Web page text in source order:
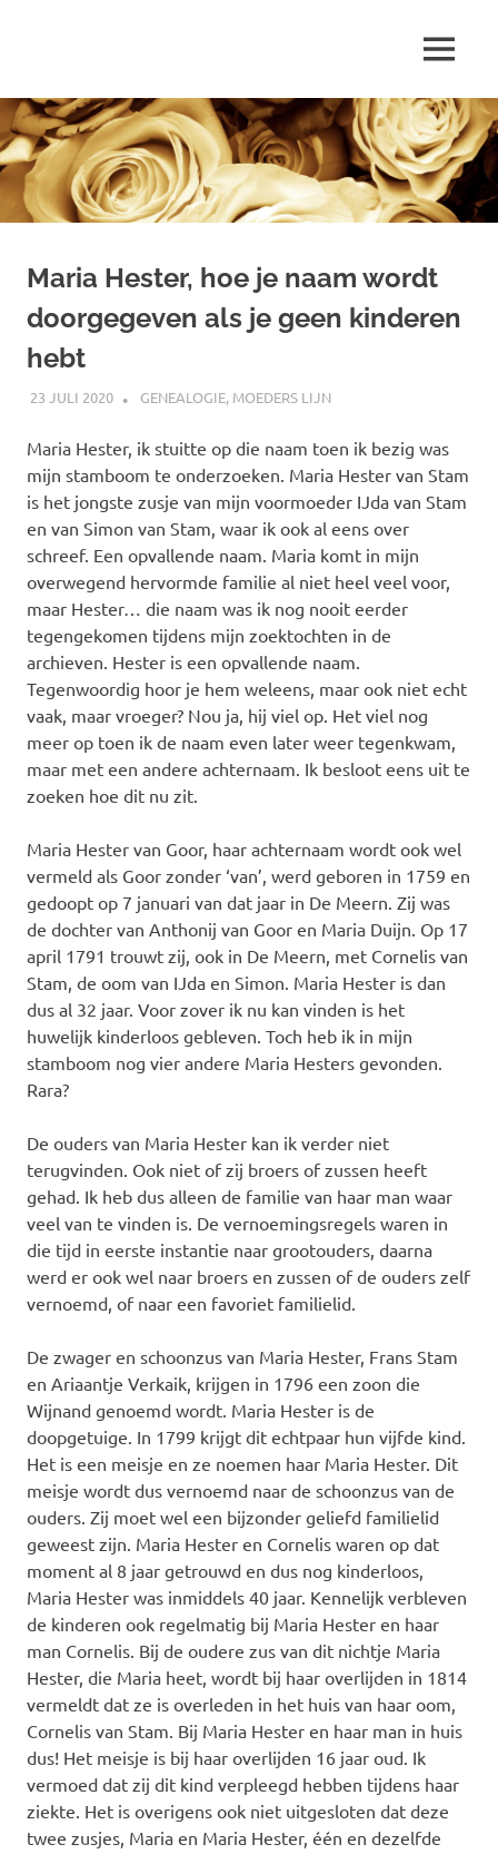
inhoud
schrijft
over
…
MENU
Maria Hester, hoe je naam wordt
doorgegeven als je geen kinderen
hebt
23 JULI 2020 MARJOLEIN
GENEALOGIE, MOEDERS LIJN
Maria Hester, ik stuitte op die naam toen ik bezig was
mijn stamboom te onderzoeken. Maria Hester van Stam
is het jongste zusje van mijn voormoeder IJda van Stam
en van Simon van Stam, waar ik ook al eens over
schreef. Een opvallende naam. Maria komt in mijn
overwegend hervormde familie al niet heel veel voor,
maar Hester… die naam was ik nog nooit eerder
tegengekomen tijdens mijn zoektochten in de
archieven. Hester is een opvallende naam.
Tegenwoordig hoor je hem weleens, maar ook niet echt
vaak, maar vroeger? Nou ja, hij viel op. Het viel nog
meer op toen ik de naam even later weer tegenkwam,
maar met een andere achternaam. Ik besloot eens uit te
zoeken hoe dit nu zit.
Maria Hester van Goor, haar achternaam wordt ook wel
vermeld als Goor zonder ‘van’, werd geboren in 1759 en
gedoopt op 7 januari van dat jaar in De Meern. Zij was
de dochter van Anthonij van Goor en Maria Duijn. Op 17
april 1791 trouwt zij, ook in De Meern, met Cornelis van
Stam, de oom van IJda en Simon. Maria Hester is dan
dus al 32 jaar. Voor zover ik nu kan vinden is het
huwelijk kinderloos gebleven. Toch heb ik in mijn
stamboom nog vier andere Maria Hesters gevonden.
Rara?
De ouders van Maria Hester kan ik verder niet
terugvinden. Ook niet of zij broers of zussen heeft
gehad. Ik heb dus alleen de familie van haar man waar
veel van te vinden is. De vernoemingsregels waren in
die tijd in eerste instantie naar grootouders, daarna
werd er ook wel naar broers en zussen of de ouders zelf
vernoemd, of naar een favoriet familielid.
De zwager en schoonzus van Maria Hester, Frans Stam
en Ariaantje Verkaik, krijgen in 1796 een zoon die
Wijnand genoemd wordt. Maria Hester is de
doopgetuige. In 1799 krijgt dit echtpaar hun vijfde kind.
Het is een meisje en ze noemen haar Maria Hester. Dit
meisje wordt dus vernoemd naar de schoonzus van de
ouders. Zij moet wel een bijzonder geliefd familielid
geweest zijn. Maria Hester en Cornelis waren op dat
moment al 8 jaar getrouwd en dus nog kinderloos,
Maria Hester was inmiddels 40 jaar. Kennelijk verbleven
de kinderen ook regelmatig bij Maria Hester en haar
man Cornelis. Bij de oudere zus van dit nichtje Maria
Hester, die Maria heet, wordt bij haar overlijden in 1814
vermeldt dat ze is overleden in het huis van haar oom,
Cornelis van Stam. Bij Maria Hester en haar man in huis
dus! Het meisje is bij haar overlijden 16 jaar oud. Ik
vermoed dat zij dit kind verpleegd hebben tijdens haar
ziekte. Het is overigens ook niet uitgesloten dat deze
twee zusjes, Maria en Maria Hester, één en dezelfde